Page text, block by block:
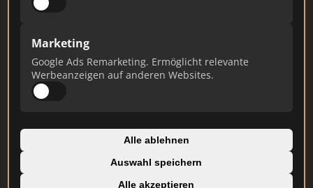
Marketing
Google Ads Remarketing. Ermöglicht relevante
Werbeanzeigen auf anderen Websites.
Alle ablehnen
Auswahl speichern
Alle akzeptieren
Stand: Juli 2026
#
Immobilien Scout GmbH
immobilienscout24.de